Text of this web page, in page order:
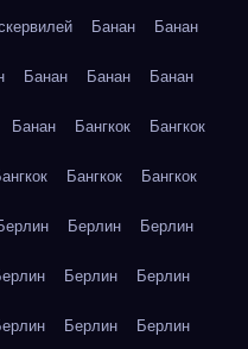
Банан Банан
Банан Банан Банан
Банан Бангкок Бангкок
Бангкок Бангкок
Берлин Берлин
Берлин Берлин
Берлин Берлин